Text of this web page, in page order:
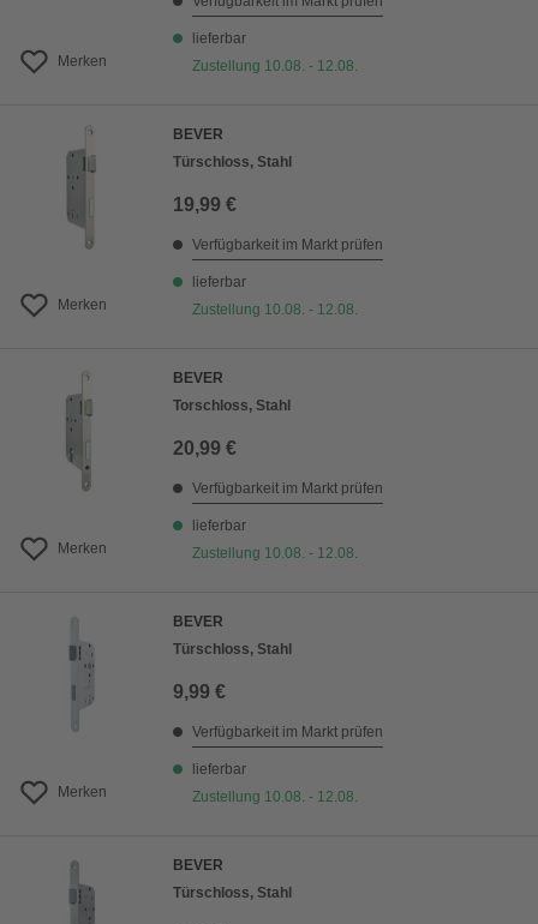
Merken
lieferbar
Zustellung 10.08. - 12.08.
Merken
BEVER
Türschloss, Stahl
19,99 €
Verfügbarkeit im Markt prüfen
lieferbar
Zustellung 10.08. - 12.08.
Merken
BEVER
Torschloss, Stahl
20,99 €
Verfügbarkeit im Markt prüfen
lieferbar
Zustellung 10.08. - 12.08.
Merken
BEVER
Türschloss, Stahl
9,99 €
Verfügbarkeit im Markt prüfen
lieferbar
Zustellung 10.08. - 12.08.
BEVER
Türschloss, Stahl